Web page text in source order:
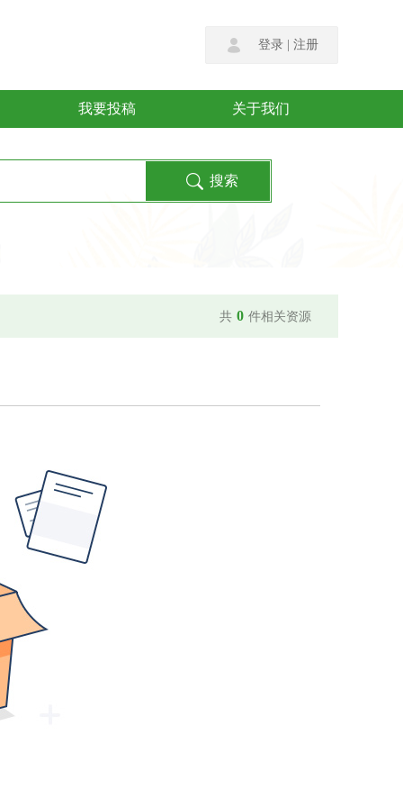
登录 注册
我要投稿 关于我们
共 0 件相关资源